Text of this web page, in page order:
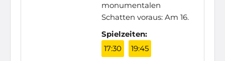
monumentalen
Schatten voraus: Am 16.
Spielzeiten:
17:30
19:45